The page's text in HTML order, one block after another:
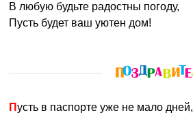
В любую будьте радостны погоду,
Пусть будет ваш уютен дом!
Пусть в паспорте уже не мало дней,